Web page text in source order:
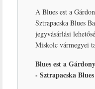
A Blues est a
Sztrapacska Blues
jegyvásárlási
Miskolc vármegyei
Blues est a
- Sztrapacska